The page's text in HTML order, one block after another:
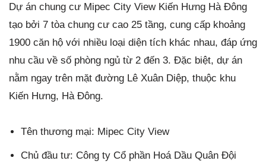
Dự án chung cư Mipec City View Kiến Hưng Hà Đông
tạo bởi 7 tòa chung cư cao 25 tầng, cung cấp khoảng
1900 căn hộ với nhiều loại diện tích khác nhau, đáp ứng
nhu cầu về số phòng ngủ từ 2 đến 3. Đặc biệt, dự án
nằm ngay trên mặt đường Lê Xuân Diệp, thuộc khu
Kiến Hưng, Hà Đông.
Tên thương mại: Mipec City View
Chủ đầu tư: Công ty Cổ phần Hoá Dầu Quân Đội